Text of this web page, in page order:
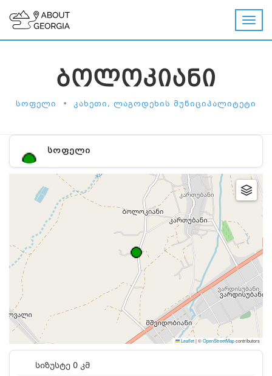
ᲑᲝᲚᲝᲙᲘᲐᲜᲘ
ᲡᲝᲤᲔᲚᲘ • ᲙᲐᲮᲔᲗᲘ, ᲚᲐᲒᲝᲓᲔᲮᲘᲡ ᲛᲣᲜᲘᲪᲘᲞᲐᲚᲘᲢᲔᲢᲘ
ᲡᲝᲤᲔᲚᲘ
Leaflet|©OpenStreetMapcontributors
სიზუსტე 0 კმ